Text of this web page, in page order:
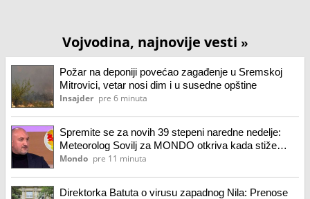
Vojvodina, najnovije vesti »
Požar na deponiji povećao zagađenje u Sremskoj
Mitrovici, vetar nosi dim i u susedne opštine
Insajder pre 6 minuta
Spremite se za novih 39 stepeni naredne nedelje:
Meteorolog Sovilj za MONDO otkriva kada stiže
osveženje
Mondo pre 11 minuta
Direktorka Batuta o virusu zapadnog Nila: Prenose